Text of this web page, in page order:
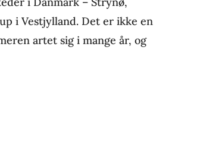
i Vestjylland. Det er ikke en
artet sig i mange år, og